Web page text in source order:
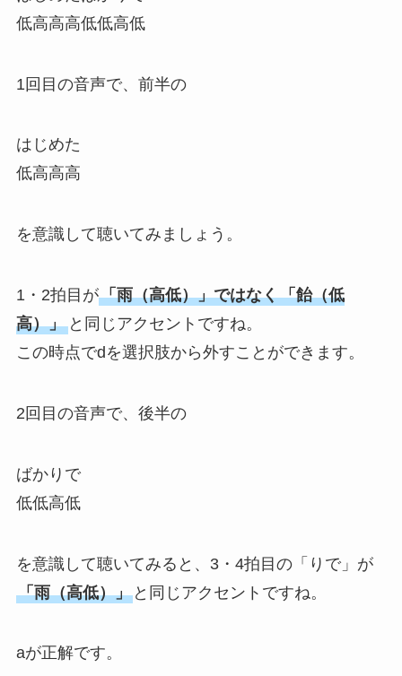
低高高高低低高低
1回目の音声で、前半の
はじめた
低高高高
を意識して聴いてみましょう。
1・2拍目が「雨（高低）」ではなく「飴（低
高）」 と同じアクセントですね。
この時点でdを選択肢から外すことができます。
2回目の音声で、後半の
ばかりで
低低高低
を意識して聴いてみると、3・4拍目の「りで」が
「雨（高低）」と同じアクセントですね。
aが正解です。